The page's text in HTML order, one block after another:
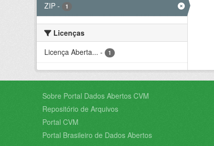
ZIP - 1
Licenças
Licença Aberta... - 1
Sobre Portal Dados Abertos CVM
Repositório de Arquivos
Portal CVM
Portal Brasileiro de Dados Abertos